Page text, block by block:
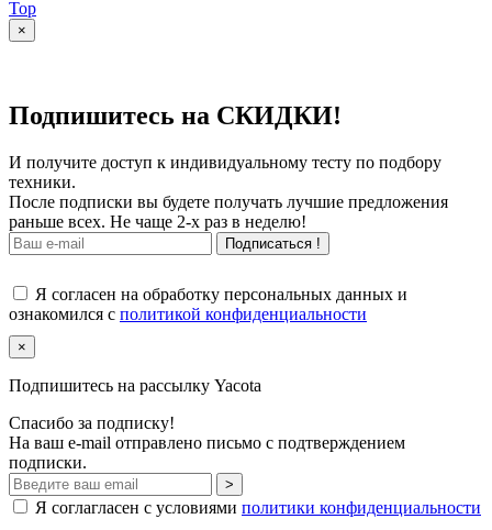
Top
×
Подпишитесь на СКИДКИ!
И получите доступ к индивидуальному тесту по подбору
техники.
После подписки вы будете получать лучшие предложения
раньше всех. Не чаще 2-х раз в неделю!
Подписаться !
Я согласен на обработку персональных данных и
ознакомился с политикой конфиденциальности
×
Подпишитесь на рассылку Yacota
Спасибо за подписку!
На ваш e-mail отправлено письмо с подтверждением
подписки.
>
Я соглагласен с условиями политики конфиденциальности